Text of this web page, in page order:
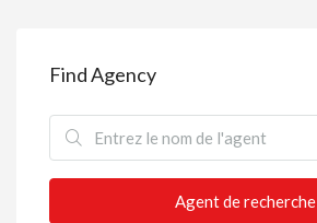
Find Agency
Agent de recherche